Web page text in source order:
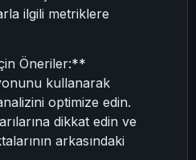
ilgili metriklere
Öneriler:**
kullanarak
optimize edin.
dikkat edin ve
arkasındaki